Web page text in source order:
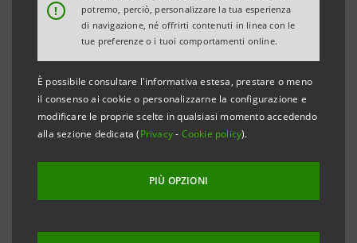
!
potremo, perciò, personalizzare la tua esperienza
di navigazione, né offrirti contenuti in linea con le
tue preferenze o i tuoi comportamenti online.
È possibile consultare l'informativa estesa, prestare o meno
il consenso ai cookie o personalizzarne la configurazione e
modificare le proprie scelte in qualsiasi momento accedendo
alla sezione dedicata (Privacy- Cookie policy).
PIÙ OPZIONI
Il finanziamento di 7,5 milioni erogato da
Intesa Sanpaolo si avvale della Garanzia Green
SACE
Al centro degli investimenti dell’azienda
bergamasca il potenziamento dell’attuale
impianto fotovoltaico e il sostenimento della
capacità produttiva orientata a prodotti green